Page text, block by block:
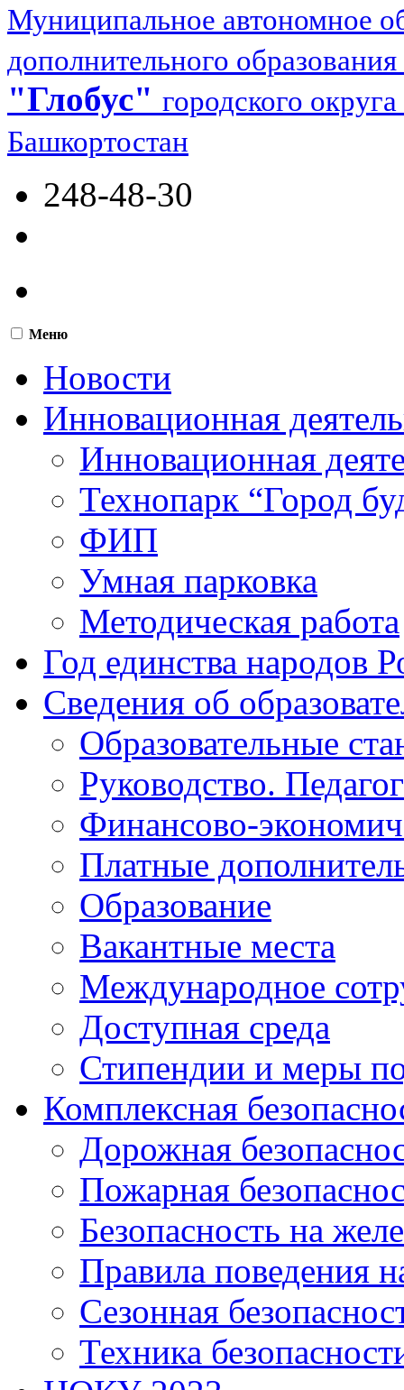
Муниципальное автономное
дополнительного образования
"Глобус" городского
Башкортостан
248-48-30
Меню
Новости
Инновационная
Инновационная
Технопарк “Город
ФИП
Умная парковка
Методическая работа
Год единства народов
Сведения об
Образовательные
Руководство.
Финансово-
Платные
Образование
Вакантные места
Международное
Доступная среда
Стипендии и меры
Комплексная
Дорожная
Пожарная
Безопасность на
Правила поведения
Сезонная
Техника